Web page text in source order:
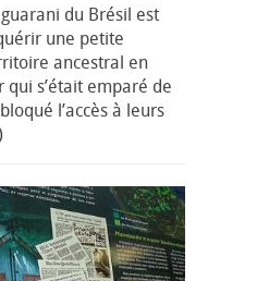
du Brésil est
une petite
ancestral en
qui s’était emparé de
l’accès à leurs